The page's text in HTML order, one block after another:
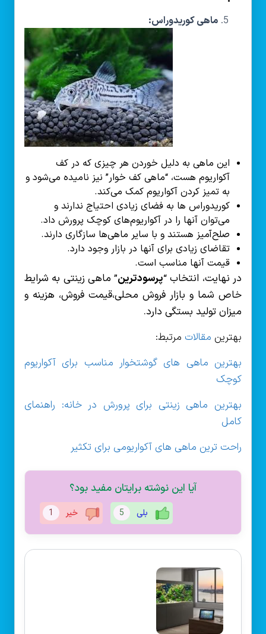
ماهی کوریدوراس:
این ماهی به دلیل خوردن هر چیزی که در کف
آکواریوم هست، “ماهی کف خوار” نیز نامیده می‌شود و
به تمیز کردن آکواریوم کمک می‌کند.
کوریدوراس ها به فضای زیادی احتیاج ندارند و
می‌توان آنها را در آکواریوم‌های کوچک پرورش داد.
صلح‌آمیز هستند و با سایر ماهی‌ها سازگاری دارند.
تقاضای زیادی برای آنها در بازار وجود دارد.
قیمت آنها مناسب است.
در نهایت، انتخاب “پرسودترین” ماهی زینتی به شرایط
خاص شما و بازار فروش محلی،قیمت فروش، هزینه و
میزان تولید بستگی دارد.
بهترین مقالات مرتبط:
بهترین ماهی های گوشتخوار مناسب برای آکواریوم
کوچک
بهترین ماهی زینتی برای پرورش در خانه: راهنمای
کامل
راحت ترین ماهی های آکواریومی برای تکثیر
آیا این نوشته برایتان مفید بود؟
بلی 5 خیر 1